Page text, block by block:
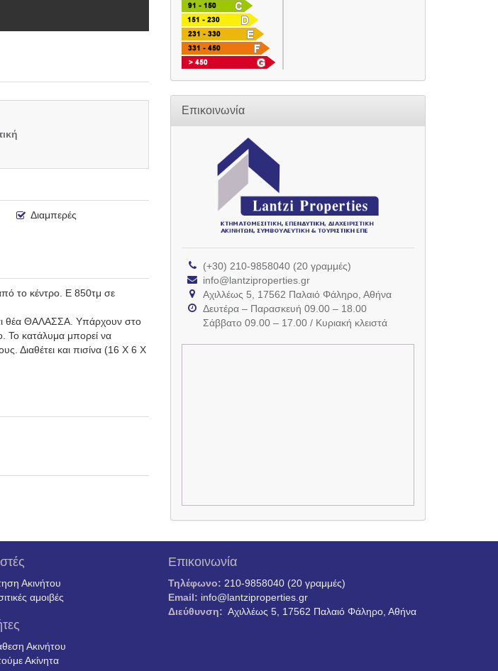
Διαμπερές
το κέντρο. Ε 850τμ σε
θέα ΘΑΛΑΣΣΑ. Υπάρχουν στο
Το κατάλυμα μπορεί να
Διαθέτει και πισίνα (16 Χ 6 Χ
Επικοινωνία
(+30) 210-9858040 (20 γραμμές)
info@lantziproperties.gr
Αχιλλέως 5, 17562 Παλαιό Φάληρο, Αθήνα
Δευτέρα – Παρασκευή 09.00 – 18.00
Σάββατο 09.00 – 17.00 / Κυριακή κλειστά
Ακινήτου
αμοιβές
Ακινήτου
Ακίνητα
Επικοινωνία
Τηλέφωνο: 210-9858040 (20 γραμμές)
Email: info@lantziproperties.gr
Διεύθυνση: Αχιλλέως 5, 17562 Παλαιό Φάληρο, Αθήνα